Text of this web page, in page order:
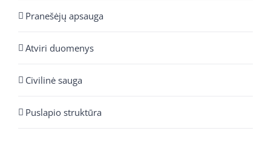
Pranešėjų apsauga
Atviri duomenys
Civilinė sauga
Puslapio struktūra